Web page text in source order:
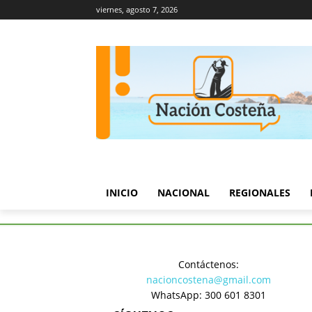
viernes, agosto 7, 2026
INICIO NACIONAL REGIONALES
Regionales
Con dos
Contáctenos:
nacioncostena@gmail.com
WhatsApp: 300 601 8301